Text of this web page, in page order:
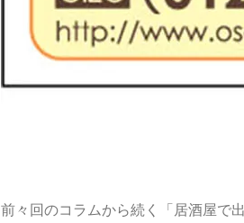
前々回のコラムから続く「居酒屋で